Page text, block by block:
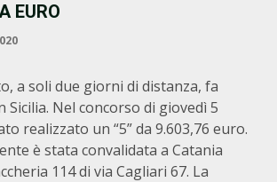
EURO
a soli due giorni di distanza, fa
Sicilia. Nel concorso di giovedì 5
realizzato un “5” da 9.603,76 euro.
è stata convalidata a Catania
114 di via Cagliari 67. La